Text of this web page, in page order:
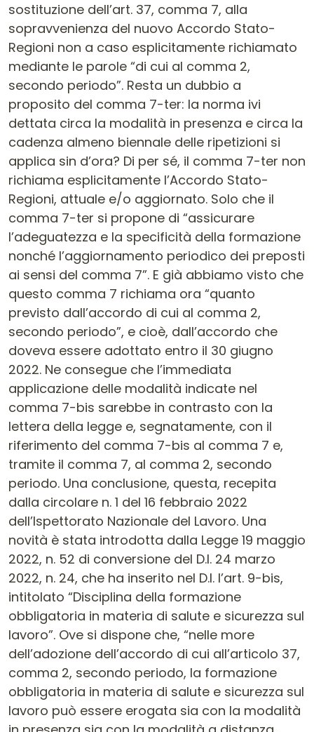
sostituzione dell’art. 37, comma 7, alla
sopravvenienza del nuovo Accordo Stato-
Regioni non a caso esplicitamente richiamato
mediante le parole “di cui al comma 2,
secondo periodo”. Resta un dubbio a
proposito del comma 7-ter: la norma ivi
dettata circa la modalità in presenza e circa la
cadenza almeno biennale delle ripetizioni si
applica sin d’ora? Di per sé, il comma 7-ter non
richiama esplicitamente l’Accordo Stato-
Regioni, attuale e/o aggiornato. Solo che il
comma 7-ter si propone di “assicurare
l’adeguatezza e la specificità della formazione
nonché l’aggiornamento periodico dei preposti
ai sensi del comma 7”. E già abbiamo visto che
questo comma 7 richiama ora “quanto
previsto dall’accordo di cui al comma 2,
secondo periodo”, e cioè, dall’accordo che
doveva essere adottato entro il 30 giugno
2022. Ne consegue che l’immediata
applicazione delle modalità indicate nel
comma 7-bis sarebbe in contrasto con la
lettera della legge e, segnatamente, con il
riferimento del comma 7-bis al comma 7 e,
tramite il comma 7, al comma 2, secondo
periodo. Una conclusione, questa, recepita
dalla circolare n. 1 del 16 febbraio 2022
dell’Ispettorato Nazionale del Lavoro. Una
novità è stata introdotta dalla Legge 19 maggio
2022, n. 52 di conversione del D.l. 24 marzo
2022, n. 24, che ha inserito nel D.l. l’art. 9-bis,
intitolato “Disciplina della formazione
obbligatoria in materia di salute e sicurezza sul
lavoro”. Ove si dispone che, “nelle more
dell’adozione dell’accordo di cui all’articolo 37,
comma 2, secondo periodo, la formazione
obbligatoria in materia di salute e sicurezza sul
lavoro può essere erogata sia con la modalità